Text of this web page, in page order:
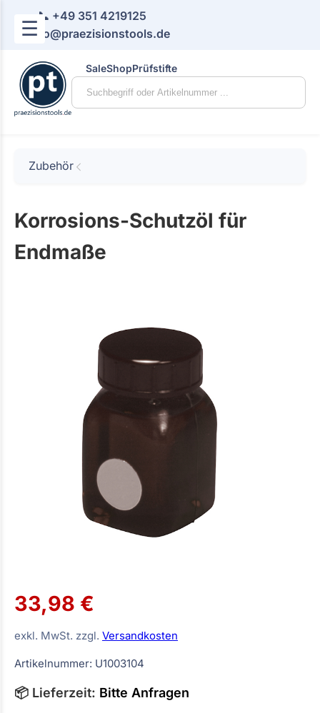
☰
📞 +49 351 4219125
📧 info@praezisionstools.de
SaleShopPrüfstifte
Zubehör
Korrosions-Schutzöl für
Endmaße
33,98 €
exkl. MwSt. zzgl. Versandkosten
Artikelnummer: U1003104
📦 Lieferzeit: Bitte Anfragen